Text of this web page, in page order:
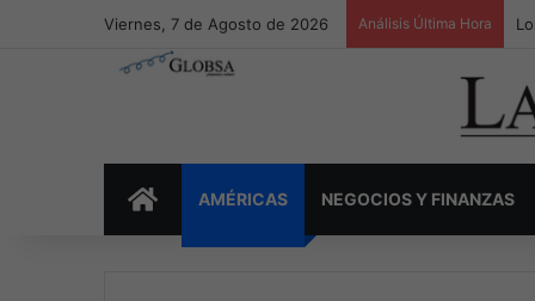
Viernes, 7 de Agosto de 2026 Análisis Última Hora
INICIOAMÉRICAS NEGOCIOS Y FINANZAS